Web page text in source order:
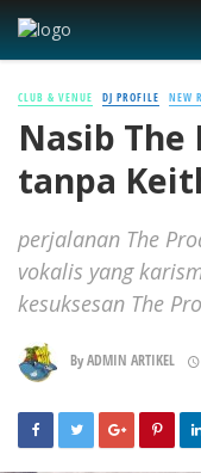
CLUB & VENUE DJ PROFILE NEW
Nasib
tanpa
perjalanan The
vokalis yang
kesuksesan The
ByADMIN ARTIKEL